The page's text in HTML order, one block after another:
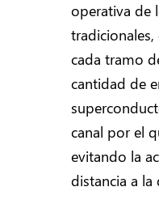
operativa de
tradicionales,
cada tramo
cantidad de
canal por el
evitando la
distancia a la